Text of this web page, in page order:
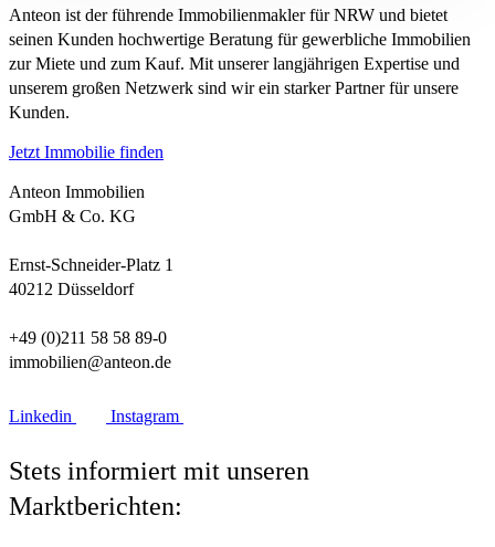
Anteon ist der führende Immobilienmakler für NRW und bietet
seinen Kunden hochwertige Beratung für gewerbliche Immobilien
zur Miete und zum Kauf. Mit unserer langjährigen Expertise und
unserem großen Netzwerk sind wir ein starker Partner für unsere
Kunden.
Jetzt Immobilie finden
Anteon Immobilien
GmbH & Co. KG
Ernst-Schneider-Platz 1
40212 Düsseldorf
+49 (0)211 58 58 89-0
immobilien@anteon.de
Linkedin Instagram
Stets informiert mit unseren
Marktberichten: